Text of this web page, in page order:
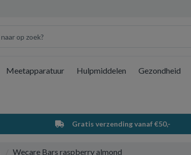
Meetapparatuur Hulpmiddelen Gezondheid
Gratis verzending vanaf €50,-
Wecare Bars raspberry almond